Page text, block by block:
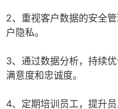
2、重视客户数据的安全
户隐私。
3、通过数据分析，持续
满意度和忠诚度。
4、定期培训员工，提升